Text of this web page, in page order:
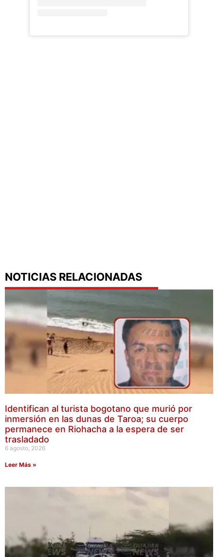
NOTICIAS RELACIONADAS
Identifican al turista bogotano que murió por
inmersión en las dunas de Taroa; su cuerpo
permanece en Riohacha a la espera de ser
trasladado
6 agosto, 2026
Leer Más »